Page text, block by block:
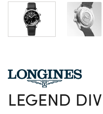
Rolex Certified
LEGEND